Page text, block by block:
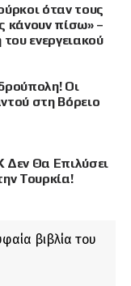
όταν τους
κάνουν πίσω» –
ενεργειακού
Οι
στη Βόρειο
Δεν Θα Επιλύσει
Τουρκία!
βιβλία του